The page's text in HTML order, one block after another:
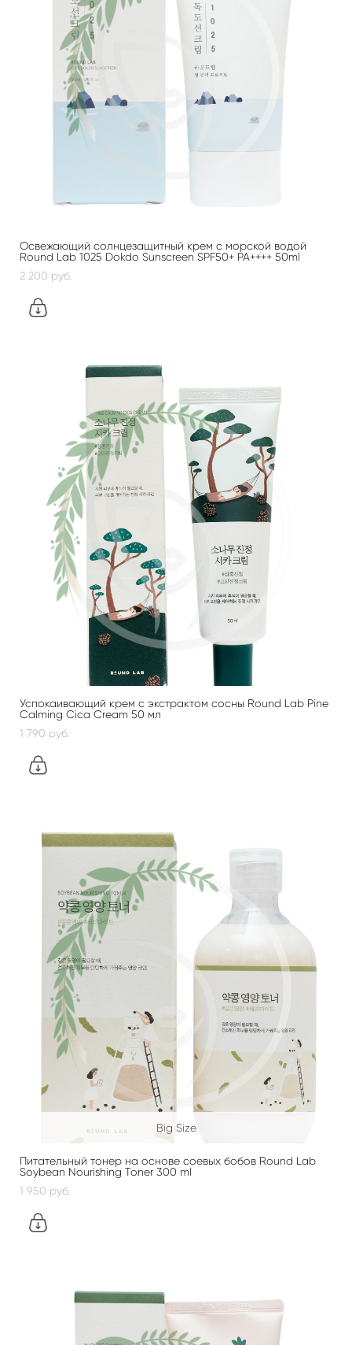
Освежающий солнцезащитный крем с морской водой
Round Lab 1025 Dokdo Sunscreen SPF50+ PA++++ 50ml
2 200 pуб.
Успокаивающий крем с экстрактом сосны Round Lab Pine
Calming Cica Cream 50 мл
1 790 pуб.
Big Size
Питательный тонер на основе соевых бобов Round Lab
Soybean Nourishing Toner 300 ml
1 950 pуб.